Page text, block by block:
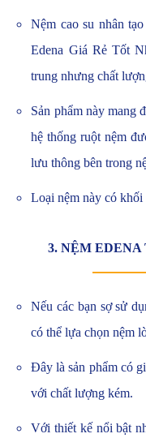
Nệm cao su nhân
Edena Giá Rẻ Tốt
trung nhưng chất
Sản phẩm này mang
hệ thống ruột nệm
lưu thông bên trong
Loại nệm này có khối
3. NỆM
Nếu các bạn sợ sử
có thể lựa chọn nệm
Đây là sản phẩm có
với chất lượng kém.
Với thiết kế nổi bật